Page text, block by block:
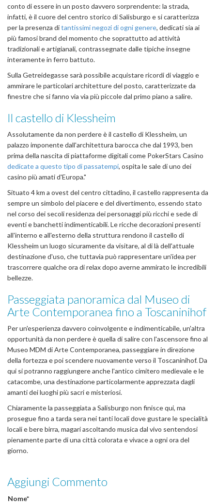
conto di essere in un posto davvero sorprendente: la strada,
infatti, è il cuore del centro storico di Salisburgo e si caratterizza
per la presenza ditantissimi negozi di ogni genere, dedicati sia ai
più famosi brand del momento che soprattutto ad attività
tradizionali e artigianali, contrassegnate dalle tipiche insegne
interamente in ferro battuto.
Sulla Getreidegasse sarà possibile acquistare ricordi di viaggio e
ammirare le particolari architetture del posto, caratterizzate da
finestre che si fanno via via più piccole dal primo piano a salire.
Il castello di Klessheim
Assolutamente da non perdere è il castello di Klessheim, un
palazzo imponente dall'architettura barocca che dal 1993, ben
prima della nascita di piattaforme digitali come PokerStars Casino
dedicate a questo tipo di passatempi, ospita le sale di uno dei
casino più amati d'Europa."
Situato 4 km a ovest del centro cittadino, il castello rappresenta da
sempre un simbolo del piacere e del divertimento, essendo stato
nel corso dei secoli residenza dei personaggi più ricchi e sede di
eventi e banchetti indimenticabili. Le ricche decorazioni presenti
all'interno e all'esterno della struttura rendono il castello di
Klessheim un luogo sicuramente da visitare, al di là dell'attuale
destinazione d'uso, che tuttavia può rappresentare un'idea per
trascorrere qualche ora di relax dopo averne ammirato le incredibili
bellezze.
Passeggiata panoramica dal Museo di
Arte Contemporanea fino a Toscaninihof
Per un'esperienza davvero coinvolgente e indimenticabile, un'altra
opportunità da non perdere è quella di salire con l'ascensore fino al
Museo MDM di Arte Contemporanea, passeggiare in direzione
della fortezza e poi scendere nuovamente verso il Toscaninihof. Da
qui si potranno raggiungere anche l'antico cimitero medievale e le
catacombe, una destinazione particolarmente apprezzata dagli
amanti dei luoghi più sacri e misteriosi.
Chiaramente la passeggiata a Salisburgo non finisce qui, ma
prosegue fino a tarda sera nei tanti locali dove gustare le specialità
locali e bere birra, magari ascoltando musica dal vivo sentendosi
pienamente parte di una città colorata e vivace a ogni ora del
giorno.
Aggiungi Commento
Nome*